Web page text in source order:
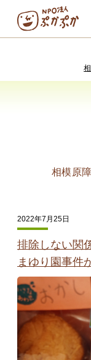
でんぱた
お知ら
相模原
2022年7月25日
排除しない関
まゆり園事件